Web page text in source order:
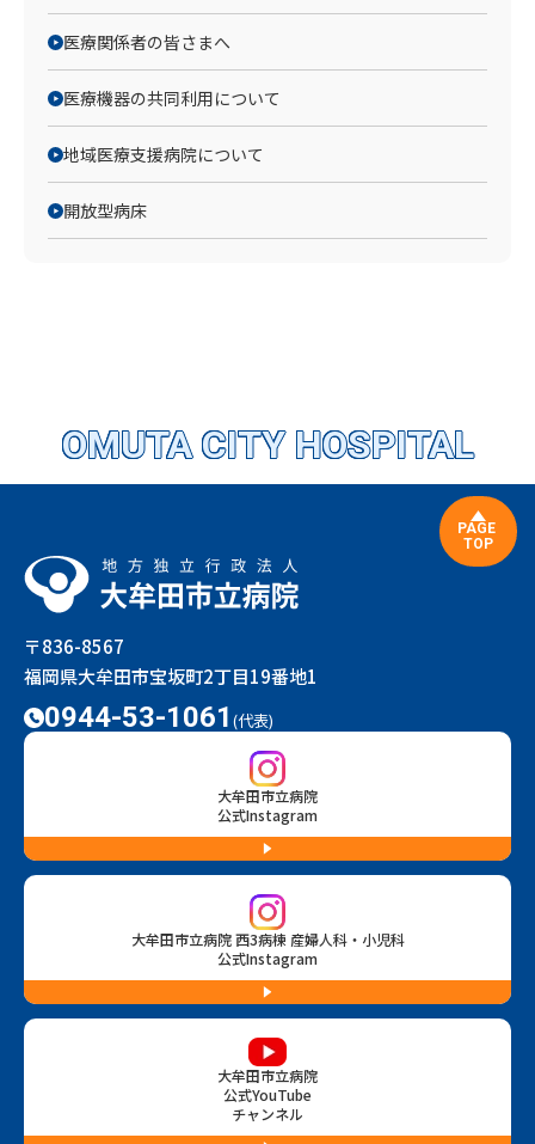
医療関係者の皆さまへ
医療機器の共同利用について
地域医療支援病院について
開放型病床
OMUTA CITY HOSPITAL
〒836-8567
福岡県大牟田市宝坂町2丁目19番地1
0944-53-1061 (代表)
大牟田市立病院
公式Instagram
大牟田市立病院 西3病棟 産婦人科・小児科
公式Instagram
大牟田市立病院
公式YouTube
チャンネル
PAGE
TOP